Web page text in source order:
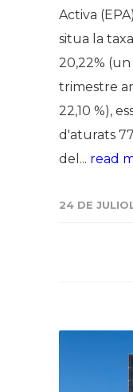
Activa
situa la
20,22% (un
trimestre
22,10 %),
d'aturats
del... read
24 DE